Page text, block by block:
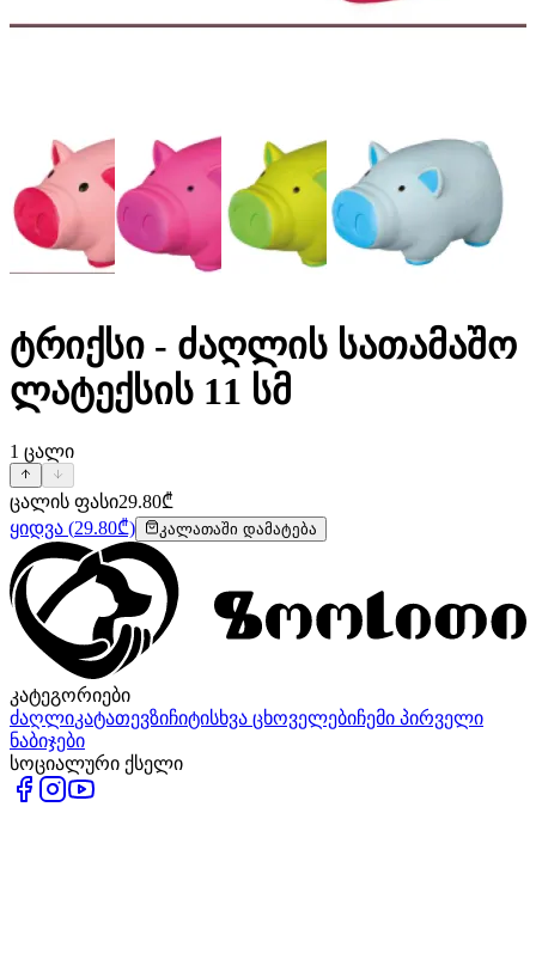
ტრიქსი - ძაღლის სათამაშო
ლატექსის 11 სმ
1 ცალი
ცალის ფასი29.80₾
ყიდვა (29.80₾) კალათაში დამატება
კატეგორიები
ძაღლიკატათევზიჩიტისხვა ცხოველებიჩემი პირველი
ნაბიჯები
სოციალური ქსელი